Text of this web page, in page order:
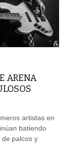
ARENA
artistas en
batiendo
palcos y